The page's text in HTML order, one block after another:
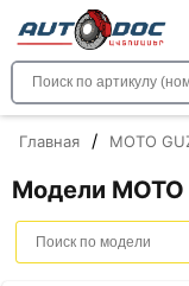
Главная / MOTO
Модели MOTO